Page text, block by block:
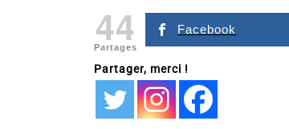
44
Partages
Facebook
Partager, merci !